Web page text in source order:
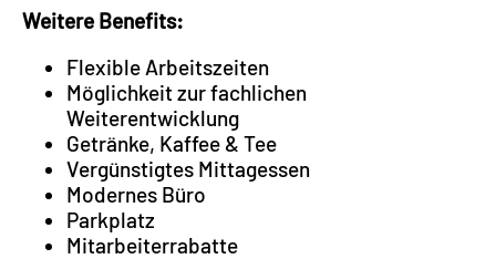
Weitere Benefits:
Flexible Arbeitszeiten
Möglichkeit zur fachlichen
Weiterentwicklung
Getränke, Kaffee & Tee
Vergünstigtes Mittagessen
Modernes Büro
Parkplatz
Mitarbeiterrabatte